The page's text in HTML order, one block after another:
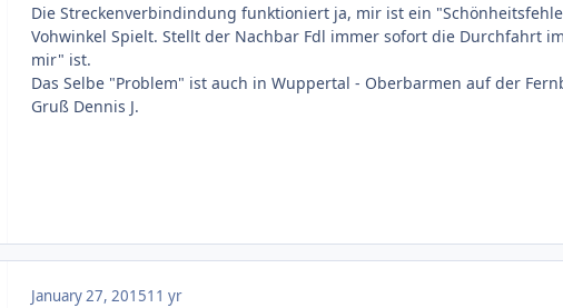
Die Streckenverbindindung funktioniert ja, mir ist ein
Vohwinkel Spielt. Stellt der Nachbar Fdl immer sofort die Durchfahrt
mir" ist.
Das Selbe "Problem" ist auch in Wuppertal - Oberbarmen auf der
Gruß Dennis J.
January 27, 201511 yr